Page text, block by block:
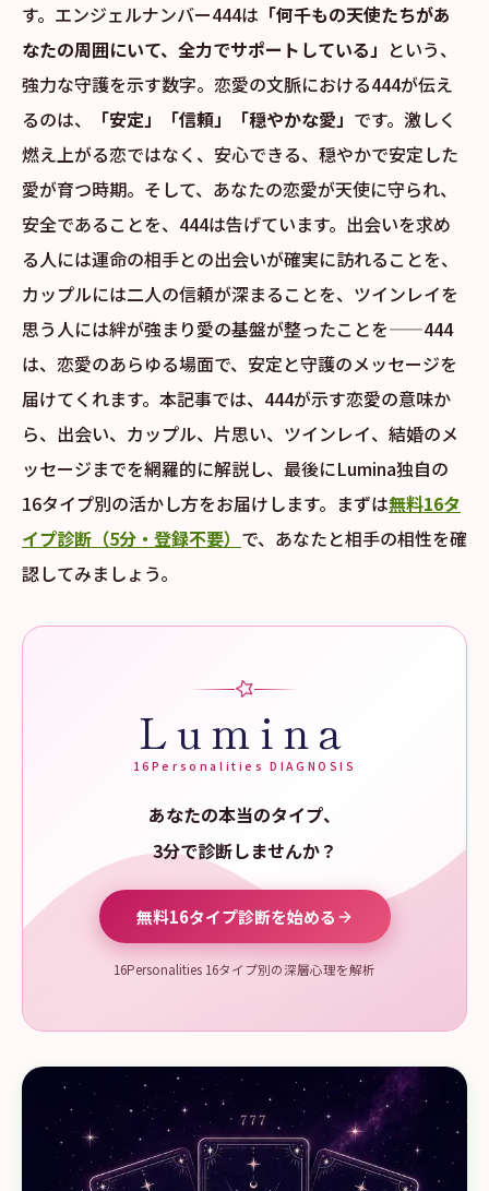
す。エンジェルナンバー444は 「何千もの天使たちがあ
なたの周囲にいて、全力でサポートしている」 という、
強力な守護を示す数字。恋愛の文脈における444が伝え
るのは、
「安定」「信頼」「穏やかな愛」 です。激しく
燃え上がる恋ではなく、安心できる、穏やかで安定した
愛が育つ時期。そして、あなたの恋愛が天使に守られ、
安全であることを、444は告げています。出会いを求め
る人には運命の相手との出会いが確実に訪れることを、
カップルには二人の信頼が深まることを、ツインレイを
思う人には絆が強まり愛の基盤が整ったことを——444
は、恋愛のあらゆる場面で、安定と守護のメッセージを
届けてくれます。本記事では、444が示す恋愛の意味か
ら、出会い、カップル、片思い、ツインレイ、結婚のメ
ッセージまでを網羅的に解説し、最後にLumina独自の
16タイプ別の活かし方をお届けします。まずは無料16タ
イプ診断（5分・登録不要） で、あなたと相手の相性を確
認してみましょう。
Lumina
16Personalities DIAGNOSIS
あなたの本当のタイプ、
3分で診断しませんか？
無料16タイプ診断を始める
16Personalities 16タイプ別の深層心理を解析